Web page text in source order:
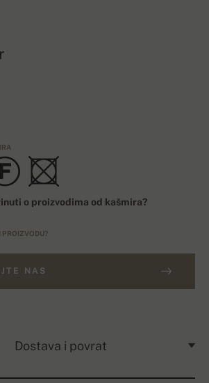
o proizvodima od kašmira?
PROIZVODU?
NAS
Dostava i povrat